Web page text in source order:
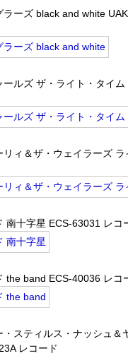
ラーズ black and white
ールズ ザ・ライト・タイム
リィ＆ザ・ウェイラーズ
南十字星 ECS-63031 レコ
the band ECS-40036 レコ
・スティルス・ナッシュ＆
レコード